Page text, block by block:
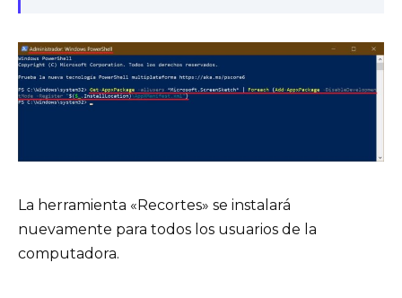
La herramienta «Recortes» se instalará
nuevamente para todos los usuarios de la
computadora.